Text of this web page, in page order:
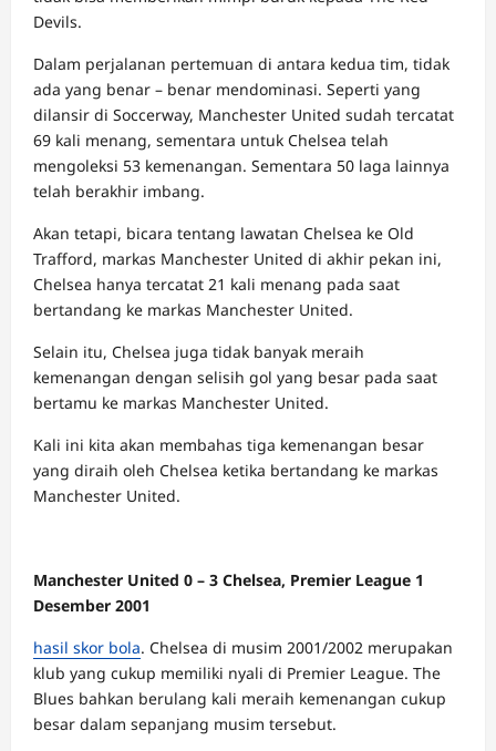
Devils.
Dalam perjalanan pertemuan di antara kedua tim, tidak
ada yang benar – benar mendominasi. Seperti yang
dilansir di Soccerway, Manchester United sudah tercatat
69 kali menang, sementara untuk Chelsea telah
mengoleksi 53 kemenangan. Sementara 50 laga lainnya
telah berakhir imbang.
Akan tetapi, bicara tentang lawatan Chelsea ke Old
Trafford, markas Manchester United di akhir pekan ini,
Chelsea hanya tercatat 21 kali menang pada saat
bertandang ke markas Manchester United.
Selain itu, Chelsea juga tidak banyak meraih
kemenangan dengan selisih gol yang besar pada saat
bertamu ke markas Manchester United.
Kali ini kita akan membahas tiga kemenangan besar
yang diraih oleh Chelsea ketika bertandang ke markas
Manchester United.
Manchester United 0 – 3 Chelsea, Premier League 1
Desember 2001
hasil skor bola. Chelsea di musim 2001/2002 merupakan
klub yang cukup memiliki nyali di Premier League. The
Blues bahkan berulang kali meraih kemenangan cukup
besar dalam sepanjang musim tersebut.